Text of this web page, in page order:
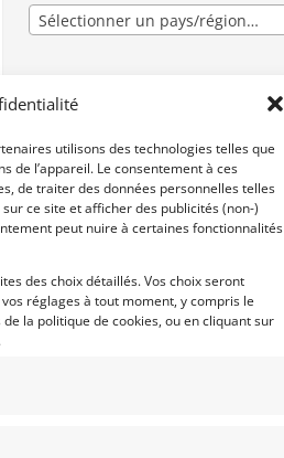
utilisons des technologies telles que
de l’appareil. Le consentement à ces
de traiter des données personnelles telles
ce site et afficher des publicités (non-)
peut nuire à certaines fonctionnalités
des choix détaillés. Vos choix seront
réglages à tout moment, y compris le
la politique de cookies, ou en cliquant sur
Sélectionner un pays/région…
Profil
Centres d'intérêt
MONOPLACES
SPORT-PROTO
GT/TOURISME/RALLYE